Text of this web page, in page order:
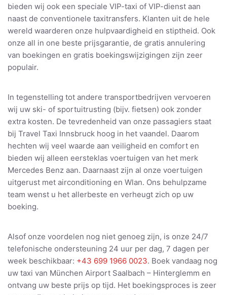
bieden wij ook een speciale VIP-taxi of VIP-dienst aan
naast de conventionele taxitransfers. Klanten uit de hele
wereld waarderen onze hulpvaardigheid en stiptheid. Ook
onze all in one beste prijsgarantie, de gratis annulering
van boekingen en gratis boekingswijzigingen zijn zeer
populair.
In tegenstelling tot andere transportbedrijven vervoeren
wij uw ski- of sportuitrusting (bijv. fietsen) ook zonder
extra kosten. De tevredenheid van onze passagiers staat
bij Travel Taxi Innsbruck hoog in het vaandel. Daarom
hechten wij veel waarde aan veiligheid en comfort en
bieden wij alleen eersteklas voertuigen van het merk
Mercedes Benz aan. Daarnaast zijn al onze voertuigen
uitgerust met airconditioning en Wlan. Ons behulpzame
team wenst u het allerbeste en verheugt zich op uw
boeking.
Alsof onze voordelen nog niet genoeg zijn, is onze 24/7
telefonische ondersteuning 24 uur per dag, 7 dagen per
week beschikbaar: +43 699 1966 0023. Boek vandaag nog
uw taxi van München Airport Saalbach – Hinterglemm en
ontvang uw beste prijs op tijd. Het boekingsproces is zeer